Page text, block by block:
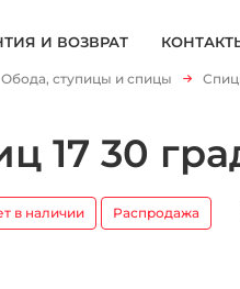
И ВОЗВРАТ
Обода, ступицы и спицы
17 30
в наличии Распродажа